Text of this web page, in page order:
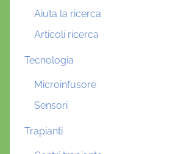
Aiuta la ricerca
Articoli ricerca
Tecnologia
Microinfusore
Sensori
Trapianti